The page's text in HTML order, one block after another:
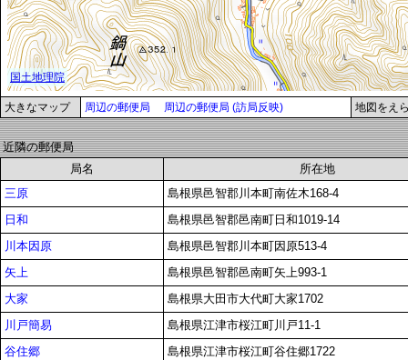
大きなマップ 周辺の郵便局 周辺の郵便局 (訪局反映) 地図をえ
近隣の郵便局
局名
所在地
三原
島根県邑智郡川本町南佐木168-4
日和
島根県邑智郡邑南町日和1019-14
川本因原
島根県邑智郡川本町因原513-4
矢上
島根県邑智郡邑南町矢上993-1
大家
島根県大田市大代町大家1702
川戸簡易
島根県江津市桜江町川戸11-1
谷住郷
島根県江津市桜江町谷住郷1722